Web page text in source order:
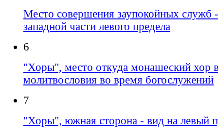
Место совершения заупокойных служб
западной части левого предела
6
"Хоры", место откуда монашеский хор
молитвословия во время богослужений
7
"Хоры", южная сторона - вид на левый